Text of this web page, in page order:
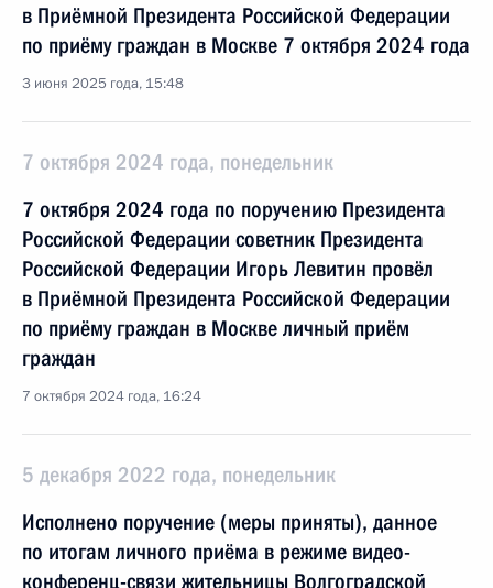
в Приёмной Президента Российской Федерации
по приёму граждан в Москве 7 октября 2024 года
3 июня 2025 года, 15:48
7 октября 2024 года, понедельник
7 октября 2024 года по поручению Президента
Российской Федерации советник Президента
Российской Федерации Игорь Левитин провёл
в Приёмной Президента Российской Федерации
по приёму граждан в Москве личный приём
граждан
7 октября 2024 года, 16:24
5 декабря 2022 года, понедельник
Исполнено поручение (меры приняты), данное
по итогам личного приёма в режиме видео-
конференц-связи жительницы Волгоградской